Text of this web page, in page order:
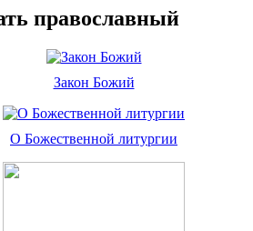
православный
Закон Божий
О Божественной литургии